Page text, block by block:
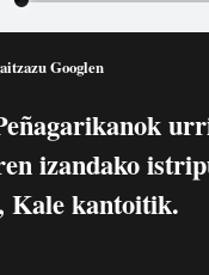
Googlen
izandako
Kale kantoitik.